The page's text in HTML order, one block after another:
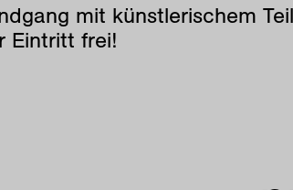
mit künstlerischem Teil
Eintritt frei!